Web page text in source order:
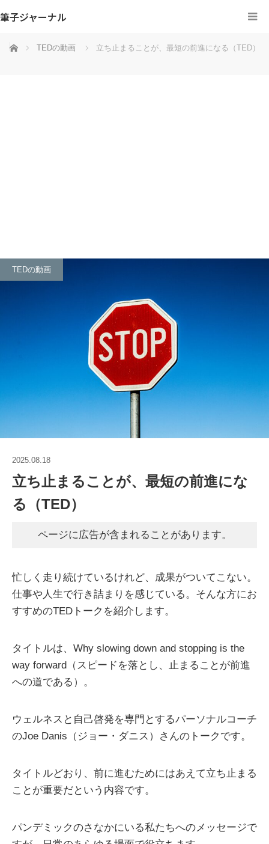
筆子ジャーナル
ホーム TEDの動画 立ち止まることが、最短の前進になる（TED）
TEDの動画
2025.08.18
立ち止まることが、最短の前進にな
る（TED）
ページに広告が含まれることがあります。
忙しく走り続けているけれど、成果がついてこない。
仕事や人生で行き詰まりを感じている。そんな方にお
すすめのTEDトークを紹介します。
タイトルは、Why slowing down and stopping is the
way forward（スピードを落とし、止まることが前進
への道である）。
ウェルネスと自己啓発を専門とするパーソナルコーチ
のJoe Danis（ジョー・ダニス）さんのトークです。
タイトルどおり、前に進むためにはあえて立ち止まる
ことが重要だという内容です。
パンデミックのさなかにいる私たちへのメッセージで